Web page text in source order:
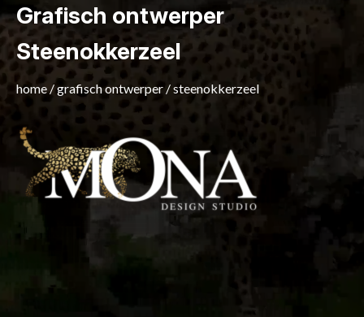
Grafisch ontwerper
Steenokkerzeel
home /grafisch ontwerper /steenokkerzeel